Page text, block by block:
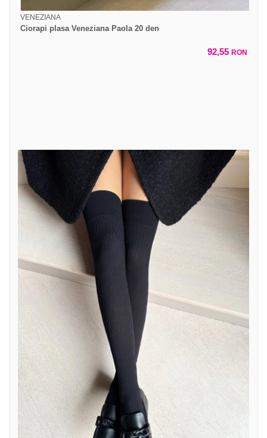
VENEZIANA
Ciorapi plasa Veneziana Paola 20 den
92,55 RON